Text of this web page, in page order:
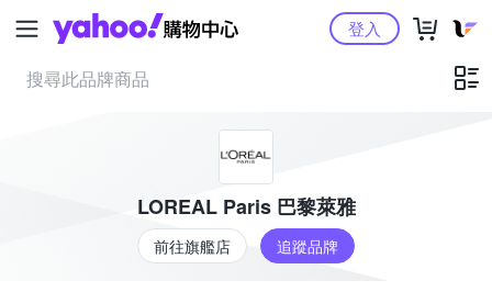
Yahoo購物中心登入
LOREAL Paris 巴黎萊雅
前往旗艦店 追蹤品牌